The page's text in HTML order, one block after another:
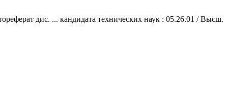
дис. ... кандидата технических наук : 05.26.01 / Высш.